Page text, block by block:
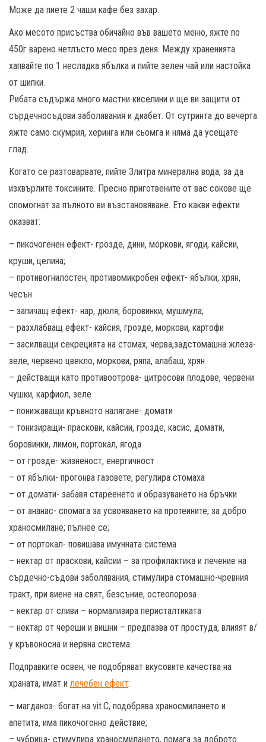
Може да пиете 2 чаши кафе без захар.
Ако месото присъства обичайно във вашето меню, яжте по
450г варено нетлъсто месо през деня. Между храненията
хапвайте по 1 несладка ябълка и пийте зелен чай или настойка
от шипки.
Рибата съдържа много мастни киселини и ще ви защити от
сърдечносъдови заболявания и диабет. От сутринта до вечерта
яжте само скумрия, херинга или сьомга и няма да усещате
глад.
Когато се разтоварвате, пийте 3литра минерална вода, за да
изхвърлите токсините. Пресно приготвените от вас сокове ще
спомогнат за пълното ви възстановяване. Ето какви ефекти
оказват:
– пикочогенен ефект- грозде, дини, моркови, ягоди, кайсии,
круши, целина;
– противогнилостен, противомикробен ефект- ябълки, хрян,
чесън
– запичащ ефект- нар, дюля, боровинки, мушмула;
– разхлабващ ефект- кайсия, грозде, моркови, картофи
– засилващи секрецията на стомах, черва,задстомашна жлеза-
зеле, червено цвекло, моркови, ряпа, алабаш, хрян
– действащи като противоотрова- цитросови плодове, червени
чушки, карфиол, зеле
– понижаващи кръвното налягане- домати
– тонизиращи- праскови, кайсии, грозде, касис, домати,
боровинки, лимон, портокал, ягода
– от грозде- жизненост, енергичност
– от ябълки- прогонва газовете, регулира стомаха
– от домати- забавя стареенето и образуването на бръчки
– от ананас- спомага за усвояването на протеините, за добро
храносмилане; пълнее се;
– от портокал- повишава имунната система
– нектар от праскови, кайсии – за профилактика и лечение на
сърдечно-съдови заболявания, стимулира стомашно-чревния
тракт, при виене на свят, безсъние, остеопороза
– нектар от сливи – нормализира перисталтиката
– нектар от череши и вишни – предпазва от простуда, влияят в/
у кръвоносна и нервна система.
Подправките освен, че подобряват вкусовите качества на
храната, имат и лечебен ефект:
– магданоз- богат на vit.C, подобрява храносмилането и
апетита, има пикочогонно действие;
– чубрица- стимулира храносмилането, помага за доброто